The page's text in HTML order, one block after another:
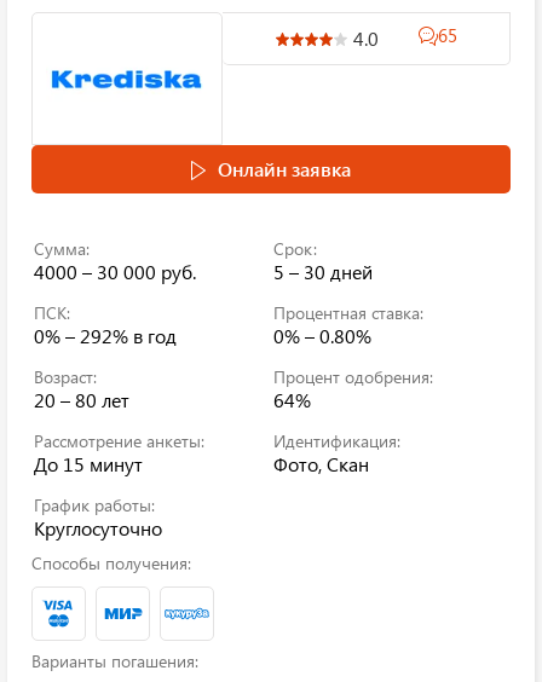
4.0 65
Онлайн заявка
Сумма:
4000 – 30 000 руб.
Срок:
5 – 30 дней
ПСК:
0% – 292% в год
Процентная ставка:
0% – 0.80%
Возраст:
20 – 80 лет
Процент одобрения:
64%
Рассмотрение анкеты:
До 15 минут
Идентификация:
Фото, Скан
График работы:
Круглосуточно
Способы получения:
Варианты погашения: